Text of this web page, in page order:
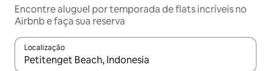
Encontre aluguel por temporada de flats incríveis no
Airbnb e faça sua reserva
Localização
Quando os resultados estiverem disponíveis, explore-os